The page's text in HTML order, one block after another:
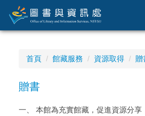
到
主
首頁 館藏服務 資源取得 贈
贈書
一、 本館為充實館藏，促進資源分享